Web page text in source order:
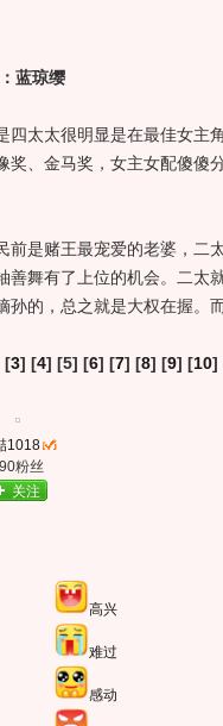
蓝琼缨
太太很明显是在最佳女主
奖、金马奖，女主女配傻傻
是赌王最宠爱的老婆，二
善舞有了上位的机会。二太
孙的，总之就是大权在握。
[3] [4] [5] [6] [7] [8] [9] [10]
1018
粉丝
关注
高兴
难过
感动